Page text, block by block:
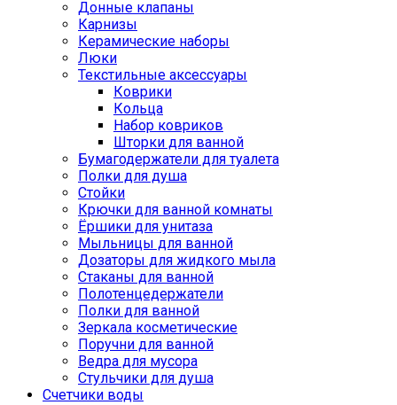
Донные клапаны
Карнизы
Керамические наборы
Люки
Текстильные аксессуары
Коврики
Кольца
Набор ковриков
Шторки для ванной
Бумагодержатели для туалета
Полки для душа
Стойки
Крючки для ванной комнаты
Ёршики для унитаза
Мыльницы для ванной
Дозаторы для жидкого мыла
Стаканы для ванной
Полотенцедержатели
Полки для ванной
Зеркала косметические
Поручни для ванной
Ведра для мусора
Стульчики для душа
Счетчики воды